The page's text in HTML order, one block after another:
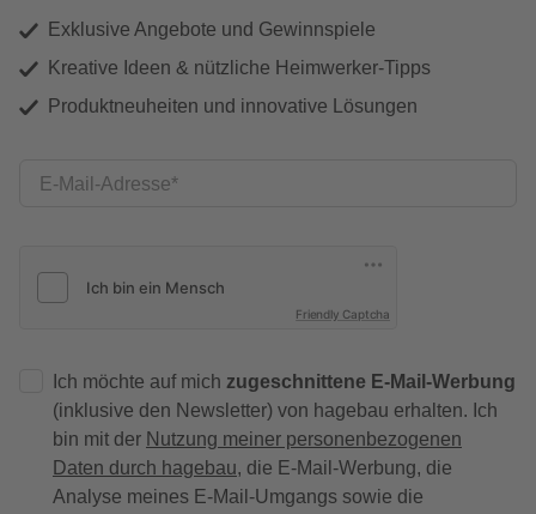
Exklusive Angebote und Gewinnspiele
Kreative Ideen & nützliche Heimwerker-Tipps
Produktneuheiten und innovative Lösungen
E-Mail-Adresse
Friendly Captcha
Ich möchte auf mich zugeschnittene E-Mail-Werbung
(inklusive den Newsletter) von hagebau erhalten. Ich
bin mit der Nutzung meiner personenbezogenen
Daten durch hagebau, die E-Mail-Werbung, die
Analyse meines E-Mail-Umgangs sowie die